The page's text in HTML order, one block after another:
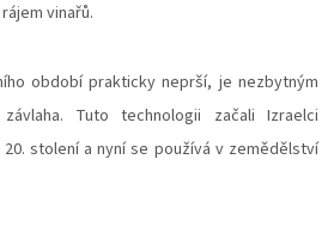
vinařů.
období prakticky neprší, je nezbytným
Tuto technologii začali Izraelci
stolení a nyní se používá v zemědělství